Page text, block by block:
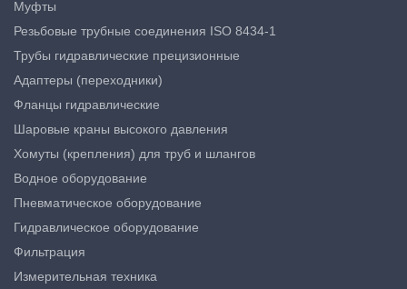
Муфты
Резьбовые трубные соединения ISO 8434-1
Трубы гидравлические прецизионные
Адаптеры (переходники)
Фланцы гидравлические
Шаровые краны высокого давления
Хомуты (крепления) для труб и шлангов
Водное оборудование
Пневматическое оборудование
Гидравлическое оборудование
Фильтрация
Измерительная техника